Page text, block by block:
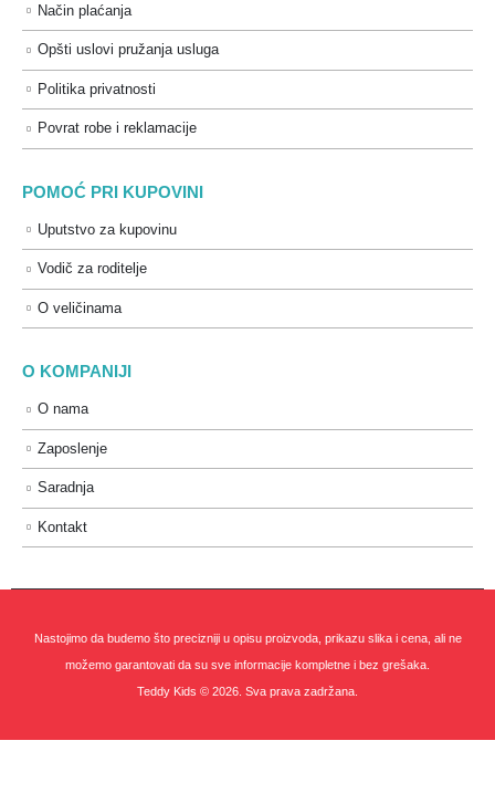
Način plaćanja
Opšti uslovi pružanja usluga
Politika privatnosti
Povrat robe i reklamacije
POMOĆ PRI KUPOVINI
Uputstvo za kupovinu
Vodič za roditelje
O veličinama
O KOMPANIJI
O nama
Zaposlenje
Saradnja
Kontakt
Nastojimo da budemo što precizniji u opisu proizvoda, prikazu slika i cena, ali ne
možemo garantovati da su sve informacije kompletne i bez grešaka.
Teddy Kids © 2026. Sva prava zadržana.